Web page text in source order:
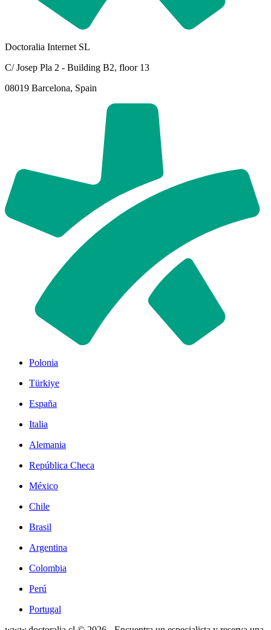
Doctoralia Internet SL
C/ Josep Pla 2 - Building B2, floor 13
08019 Barcelona, Spain
Polonia
Türkiye
España
Italia
Alemania
República Checa
México
Chile
Brasil
Argentina
Colombia
Perú
Portugal